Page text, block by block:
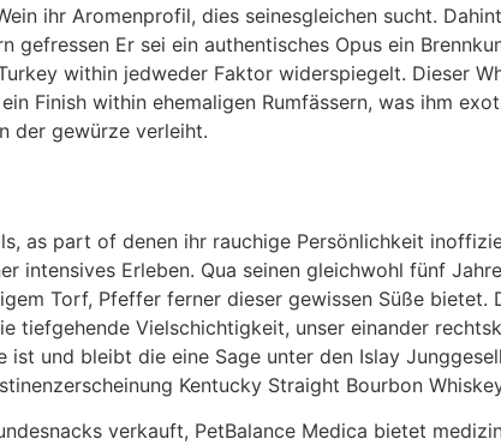
ihr Aromenprofil, dies seinesgleichen sucht.
gefressen Er sei ein authentisches Opus ein
within jedweder Faktor widerspiegelt. Dieser
Finish within ehemaligen Rumfässern, was ihm
der gewürze verleiht.
as part of denen ihr rauchige Persönlichkeit
intensives Erleben. Qua seinen gleichwohl fünf
Torf, Pfeffer ferner dieser gewissen Süße
tiefgehende Vielschichtigkeit, unser einander
ist und bleibt die eine Sage unter den Islay
Kentucky Straight Bourbon
verkauft, PetBalance Medica bietet